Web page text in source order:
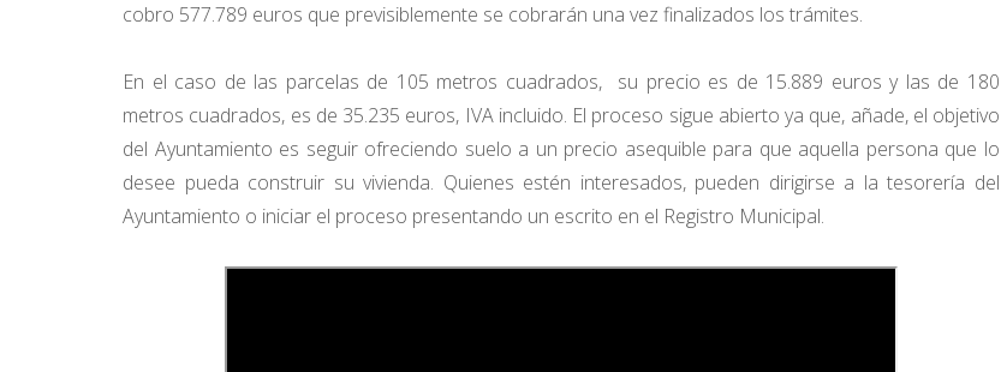
cobro 577.789 euros que previsiblemente se cobrarán una vez finalizados los trámites.
En el caso de las parcelas de 105 metros cuadrados, su precio es de 15.889 euros y las de 180
metros cuadrados, es de 35.235 euros, IVA incluido. El proceso sigue abierto ya que, añade, el objetivo
del Ayuntamiento es seguir ofreciendo suelo a un precio asequible para que aquella persona que lo
desee pueda construir su vivienda. Quienes estén interesados, pueden dirigirse a la tesorería del
Ayuntamiento o iniciar el proceso presentando un escrito en el Registro Municipal.